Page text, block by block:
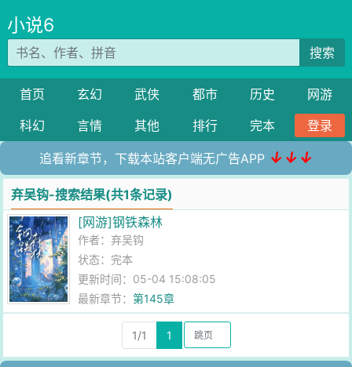
小说6
搜索
首页 玄幻 武侠 都市 历史
网游
科幻
言情 其他 排行 完本 登录
追看新章节，下载本站客户端无广告APP ↓↓↓
弃吴钩-搜索结果(共1条记录)
[网游]钢铁森林
作者：弃吴钩
状态：完本
更新时间：05-04 15:08:05
最新章节：第145章
1/1 1